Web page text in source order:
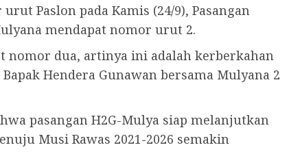
Paslon pada Kamis (24/9), Pasangan
mendapat nomor urut 2.
nomor dua, artinya ini adalah kerberkahan
Hendera Gunawan bersama Mulyana 2
pasangan H2G-Mulya siap melanjutkan
Musi Rawas 2021-2026 semakin